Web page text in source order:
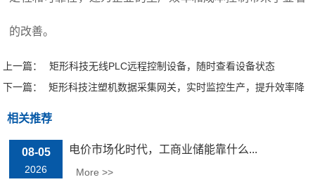
的改善。
上一篇：
矩形科技无线PLC远程控制设备，随时查看设备状态
下一篇：
矩形科技注塑机数据采集网关，实时监控生产，提升效率降
相关推荐
08-05
2026
电价市场化时代，工商业储能靠什么...
More >>